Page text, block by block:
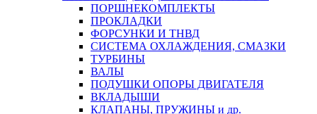
ПОРШНЕКОМПЛЕКТЫ
ПРОКЛАДКИ
ФОРСУНКИ И ТНВД
СИСТЕМА ОХЛАЖДЕНИЯ, СМАЗКИ
ТУРБИНЫ
ВАЛЫ
ПОДУШКИ ОПОРЫ ДВИГАТЕЛЯ
ВКЛАДЫШИ
КЛАПАНЫ, ПРУЖИНЫ и др.